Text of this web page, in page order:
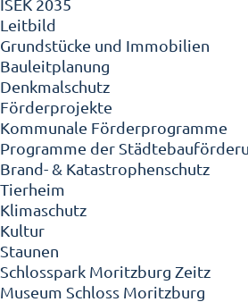
ISEK 2035
Leitbild
Grundstücke und Immobilien
Bauleitplanung
Denkmalschutz
Förderprojekte
Kommunale Förderprogramme
Programme der
Brand- & Katastrophenschutz
Tierheim
Klimaschutz
Kultur
Staunen
Schlosspark Moritzburg Zeitz
Museum Schloss Moritzburg